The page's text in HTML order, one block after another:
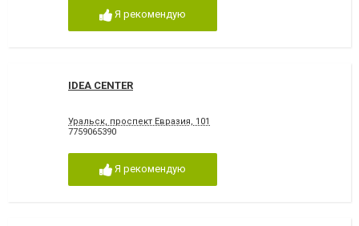
Я рекомендую
IDEA CENTER
Уральск, проспект Евразия, 101
7759065390
Я рекомендую